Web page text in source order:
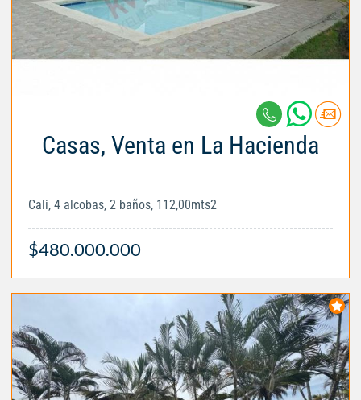
Casas, Venta en La Hacienda
Cali, 4 alcobas, 2 baños, 112,00mts2
$480.000.000